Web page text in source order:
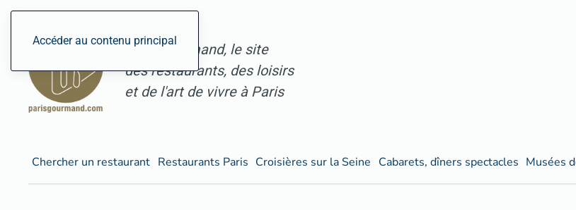
Accéder au contenu principal
ParisGourmand, le site
des restaurants, des loisirs
et de l'art de vivre à Paris
Chercher un restaurant Restaurants Paris Croisières sur la Seine Cabarets, dîners spectacles Musées